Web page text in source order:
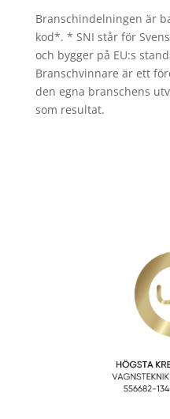
Branschindelningen är
kod*. * SNI står för
och bygger på EU:s
Branschvinnare är ett
den egna branschens
som resultat.